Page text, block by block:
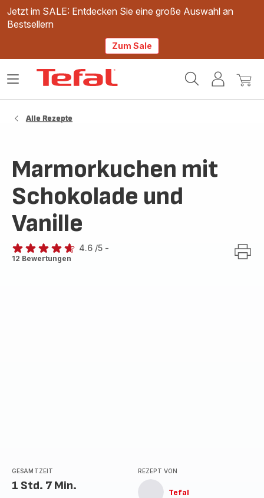
Jetzt im SALE: Entdecken Sie eine große Auswahl an
Bestsellern
Zum Sale
Mein
Mein
Das
Alle Rezepte
Marmorkuchen mit
Schokolade und
Vanille
ratings.4.6
4.6 /5 -
12 Bewertungen
GESAMTZEIT
1 Std. 7 Min.
REZEPT VON
Tefal